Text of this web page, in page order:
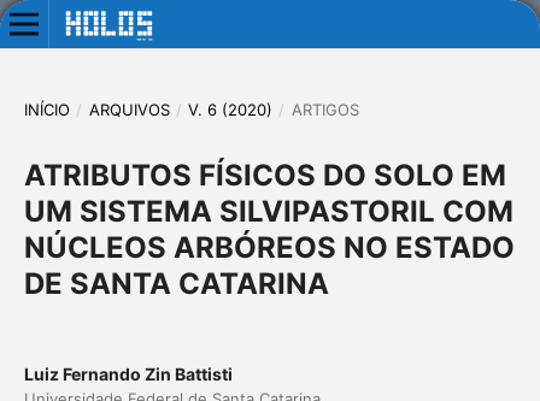
INÍCIO / ARQUIVOS / V. 6 (2020) / ARTIGOS
ATRIBUTOS FÍSICOS DO SOLO EM
UM SISTEMA SILVIPASTORIL COM
NÚCLEOS ARBÓREOS NO ESTADO
DE SANTA CATARINA
Luiz Fernando Zin Battisti